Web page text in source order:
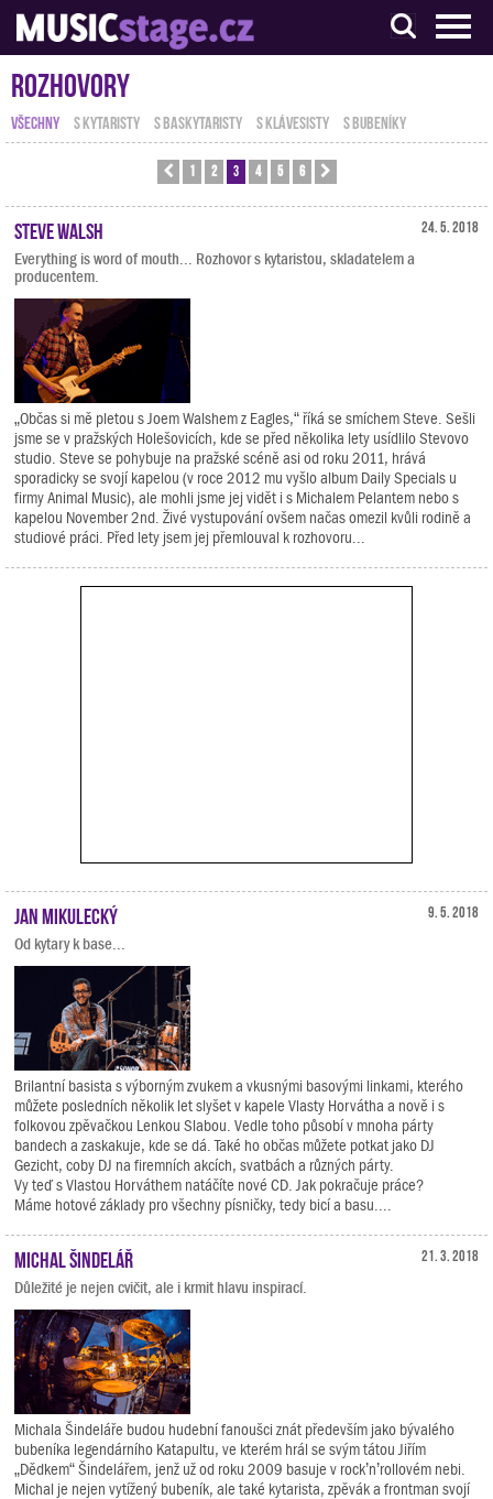
S muzikanty pro muzikanty
Rozhovory
VŠECHNY S KYTARISTY S BASKYTARISTY S KLÁVESISTY S BUBENÍKY
Předchozí
1 2 3 4 5 6
24. 5. 2018
Steve Walsh
Everything is word of mouth... Rozhovor s kytaristou, skladatelem a
producentem.
„Občas si mě pletou s Joem Walshem z Eagles,“ říká se smíchem Steve. Sešli
jsme se v pražských Holešovicích, kde se před několika lety usídlilo Stevovo
studio. Steve se pohybuje na pražské scéně asi od roku 2011, hrává
sporadicky se svojí kapelou (v roce 2012 mu vyšlo album Daily Specials u
firmy Animal Music), ale mohli jsme jej vidět i s Michalem Pelantem nebo s
kapelou November 2nd. Živé vystupování ovšem načas omezil kvůli rodině a
studiové práci. Před lety jsem jej přemlouval k rozhovoru...
9. 5. 2018
Jan Mikulecký
Od kytary k base...
Brilantní basista s výborným zvukem a vkusnými basovými linkami, kterého
můžete posledních několik let slyšet v kapele Vlasty Horvátha a nově i s
folkovou zpěvačkou Lenkou Slabou. Vedle toho působí v mnoha párty
bandech a zaskakuje, kde se dá. Také ho občas můžete potkat jako DJ
Gezicht, coby DJ na firemních akcích, svatbách a různých párty.
Vy teď s Vlastou Horváthem natáčíte nové CD. Jak pokračuje práce?
Máme hotové základy pro všechny písničky, tedy bicí a basu....
21. 3. 2018
Michal Šindelář
Důležité je nejen cvičit, ale i krmit hlavu inspirací.
Michala Šindeláře budou hudební fanoušci znát především jako bývalého
bubeníka legendárního Katapultu, ve kterém hrál se svým tátou Jiřím
„Dědkem“ Šindelářem, jenž už od roku 2009 basuje v rock’n’rollovém nebi.
Michal je nejen vytížený bubeník, ale také kytarista, zpěvák a frontman svojí